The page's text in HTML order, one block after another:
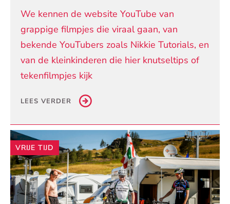
We kennen de website YouTube van
grappige filmpjes die viraal gaan, van
bekende YouTubers zoals Nikkie Tutorials, en
van de kleinkinderen die hier knutseltips of
tekenfilmpjes kijk
LEES VERDER
VRIJE TIJD